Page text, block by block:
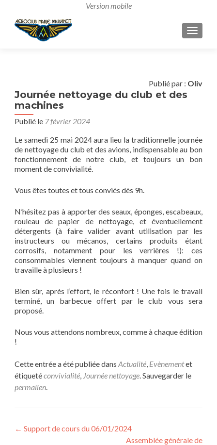
Publié par : Oliv
Journée nettoyage du club et des
machines
Publié le 7 février 2024
Le samedi 25 mai 2024 aura lieu la traditionnelle journée
de nettoyage du club et des avions, indispensable au bon
fonctionnement de notre club, et toujours un bon
moment de convivialité.
Vous êtes toutes et tous conviés dès 9h.
N’hésitez pas à apporter des seaux, éponges, escabeaux,
rouleau de papier de nettoyage, et éventuellement
détergents (à faire valider avant utilisation par les
instructeurs ou mécanos, certains produits étant
corrosifs, notamment pour les verrières !): ces
consommables viennent toujours à manquer quand on
travaille à plusieurs !
Bien sûr, après l’effort, le réconfort ! Une fois le travail
terminé, un barbecue offert par le club vous sera
proposé.
Nous vous attendons nombreux, comme à chaque édition
!
Cette entrée a été publiée dans Actualité, Evènementet
étiquetéconvivialité, Journée nettoyage. Sauvegarder le
permalien.
Navigation
← Support de cours du 06/01/2024
Assemblée générale de